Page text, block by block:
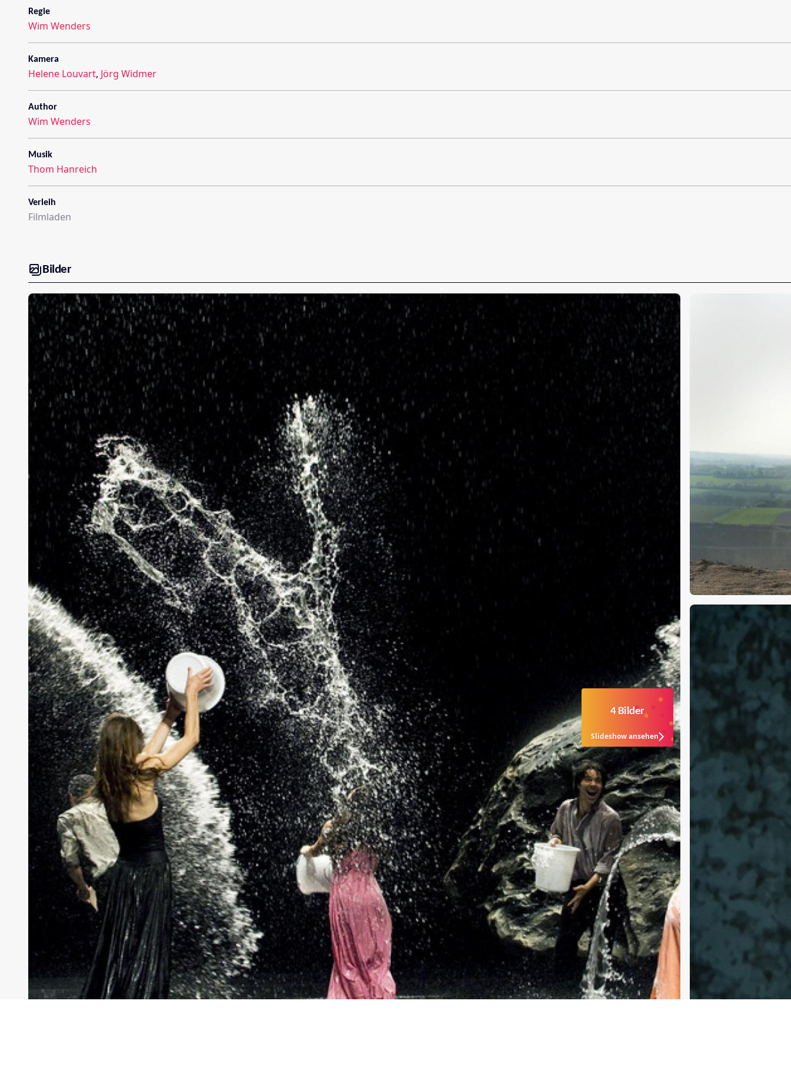
Regie
Wim Wenders
Kamera
Helene Louvart, Jörg Widmer
Author
Wim Wenders
Musik
Thom Hanreich
Verleih
Filmladen
Bilder
4 Bilder
Slideshow ansehen